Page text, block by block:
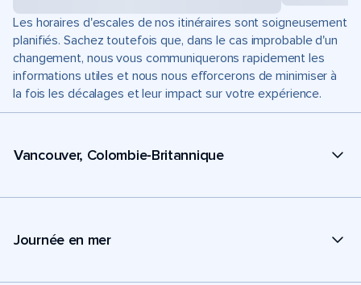
Les horaires d'escales de nos itinéraires sont soigneusement
planifiés. Sachez toutefois que, dans le cas improbable d'un
changement, nous vous communiquerons rapidement les
informations utiles et nous nous efforcerons de minimiser à
la fois les décalages et leur impact sur votre expérience.
Vancouver, Colombie-Britannique
Journée en mer